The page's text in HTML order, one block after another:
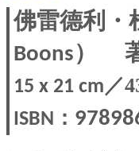
佛雷德利・
Boons）
15 x 21cm／
ISBN ：